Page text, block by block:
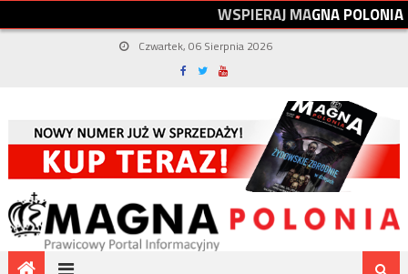
WSPIERAJMAGNAPOLONIA
Czwartek, 06 Sierpnia 2026